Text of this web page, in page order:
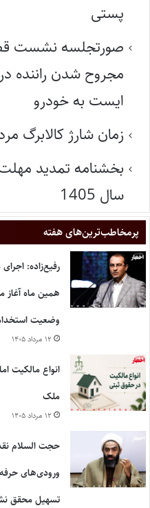
پستی
صورتجلسه نشست
مجروح شدن راننده
ایست به خودرو
زمان شارژ کالابرگ
بخشنامه تمدید مهلت
سال 1405
پر‌مخاطب‌ترین‌های هفته
رفیع‌زاده:
همین ماه آغاز
وضعیت
۱۲ مرداد ۱۴۰۵
ملک
۱۲ مرداد ۱۴۰۵
حجت السلام
ورودی‌های
تسهیل محقق